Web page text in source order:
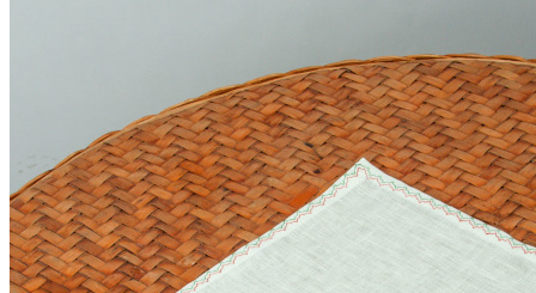
Сумочки на шею | сумка для телефона...
Сумки через плечо женские
Планшетницы
Косоворотки русские рубахи
Мужская одежда из льна
Рубашки из льна
Брюки из льна
Головные уборы
Шорты мужские из льна
Детский раздел
Столовое белье